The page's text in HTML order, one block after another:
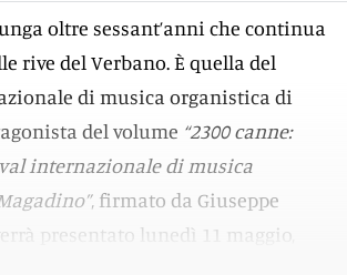
oltre sessant’anni che continua
rive del Verbano. È quella del
di musica organistica di
del volume “2300 canne:
internazionale di musica
, firmato da Giuseppe
presentato lunedì 11 maggio,